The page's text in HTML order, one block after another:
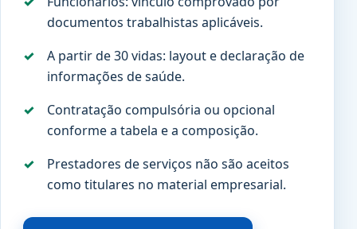
documentos trabalhistas aplicáveis.
A partir de 30 vidas: layout e declaração de
informações de saúde.
Contratação compulsória ou opcional
conforme a tabela e a composição.
Prestadores de serviços não são aceitos
como titulares no material empresarial.